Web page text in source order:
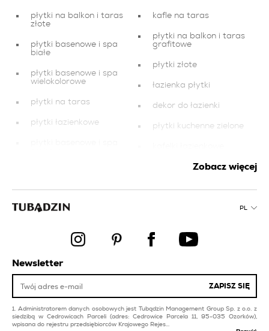
płytki na balkon i taras
złote
płytki basenowe i spa
białe
płytki basenowe i spa
wielokolorowe
płytki na taras
płytki łazienkowe
beżowe
czerwone
kafle na taras
płytki na balkon i taras
grafitowe
płytki złote
łazienka płytki
dekor do łazienki
płytki kuchenne zielone
płytki łazienkowe
płytki łazienkowe
srebrne
żółte
Zobacz więcej
PL
Newsletter
ZAPISZ SIĘ
Administratorem danych osobowych jest Tubądzin Management Group Sp. z o.o. z
siedzibą w Cedrowicach Parceli (adres: Cedrowice Parcela 11, 95-035 Ozorków),
wpisana do rejestru przedsiębiorców Krajowego Rejes...